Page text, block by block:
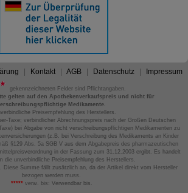
Kontakt AGB Datenschutz Impressum
gekennzeichneten Felder sind Pflichtangaben.
gelten auf den Apothekenverkaufspreis und nicht für
Medikamente.
Preisempfehlung des Herstellers.
Taxe; verbindlicher Abrechnungspreis nach der Großen Deutschen
bei Abgabe von nicht verschreibungspflichtigen Medikamenten zu
(z.B. bei Verschreibung des Medikaments an Kinder
§129 Abs. 5a SGB V aus dem Abgabepreis des pharmazeutischen
in der Fassung zum 31.12.2003 ergibt. Es handelt
die unverbindliche Preisempfehlung des Herstellers.
Summe fällt zusätzlich an, da der Artikel direkt vom Hersteller
bezogen werden muss.
*****verw. bis: Verwendbar bis.